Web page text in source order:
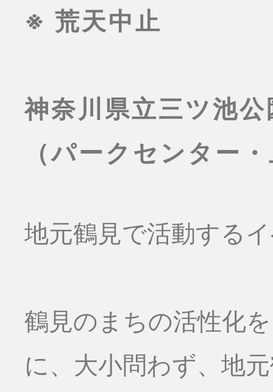
※ 荒天中止
神奈川県立三ツ池公
（パークセンター
地元鶴見で活動する
鶴見のまちの活性化
に、大小問わず、地